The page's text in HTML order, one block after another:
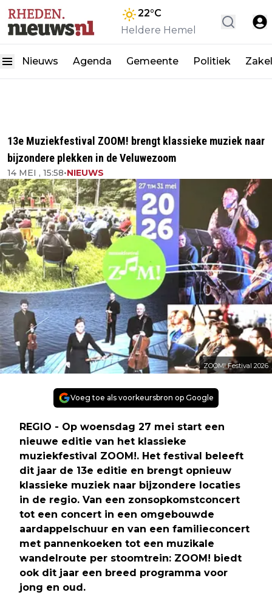
22°C
Heldere Hemel
Nieuws Agenda Gemeente Politiek
13e Muziekfestival ZOOM! brengt klassieke muziek naar
bijzondere plekken in de Veluwezoom
14 MEI , 15:58•NIEUWS
ZOOM! Festival 2026
Voeg toe als voorkeursbron op Google
REGIO - Op woensdag 27 mei start een
nieuwe editie van het klassieke
muziekfestival ZOOM!. Het festival beleeft
dit jaar de 13e editie en brengt opnieuw
klassieke muziek naar bijzondere locaties
in de regio. Van een zonsopkomstconcert
tot een concert in een omgebouwde
aardappelschuur en van een familieconcert
met pannenkoeken tot een muzikale
wandelroute per stoomtrein: ZOOM! biedt
ook dit jaar een breed programma voor
jong en oud.